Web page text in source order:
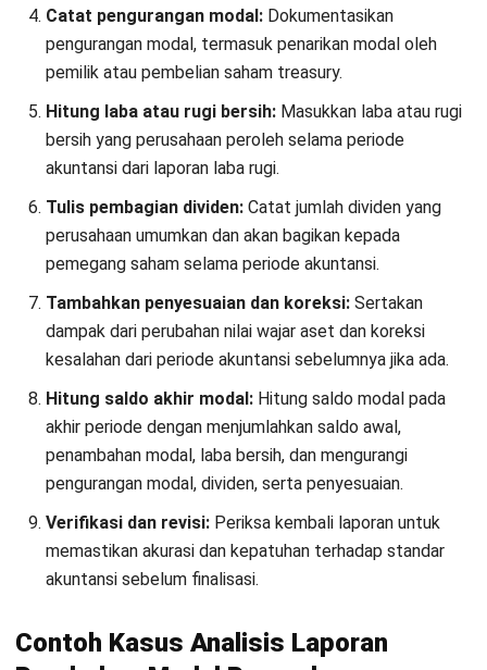
Jennifer merupakan seorang profesional akuntansi yang
memiliki gelar Bachelor of Accounting dari President
University dan melanjutkan pendidikan ke jenjang Master
of Accounting dari National University of Singapore.
dalam memahami dan menerapkan prinsip akuntansi
serta manajemen keuangan dalam praktik bisnis.
pelaporan mengasah keahliannya dalam analisis
finansial dan penyusunan laporan strategis. Selama
perusahaan di HashMicro, yang memperkuat
pengendalian internal, serta pengambilan keputusan
berbasis data finansial untuk mendukung pertumbuhan
bisnis.
HashMicro berpegang pada standar editorial yang ketat
dan menggunakan sumber utama seperti regulasi
untuk memastikan konten yang akurat dan relevan.
Pelajari lebih lanjut tentang cara kami menjaga
ketepatan, kelengkapan, dan objektivitas konten dengan